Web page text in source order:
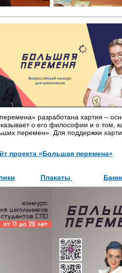
разработана хартия –
о его философии и о том,
перемен». Для поддержки
проекта «Большая перемена»
Плакаты